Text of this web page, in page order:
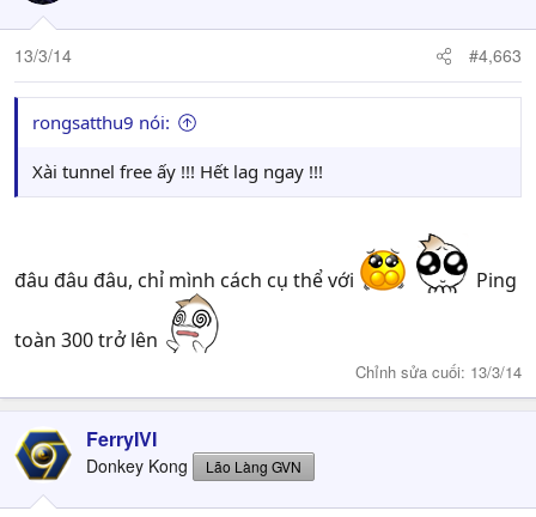
13/3/14 #4,663
rongsatthu9 nói:
Xài tunnel free ấy !!! Hết lag ngay !!!
đâu đâu đâu, chỉ mình cách cụ thể với Ping
toàn 300 trở lên
Chỉnh sửa cuối: 13/3/14
FerryIVI
Donkey Kong Lão Làng GVN